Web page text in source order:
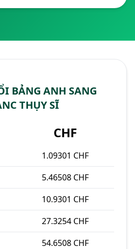
BẢNG ANH SANG
THỤY SĨ
CHF
1.09301 CHF
5.46508 CHF
10.9301 CHF
27.3254 CHF
54.6508 CHF